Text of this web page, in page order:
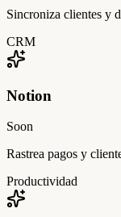
Sincroniza clientes y
CRM
Notion
Soon
Rastrea pagos y
Productividad